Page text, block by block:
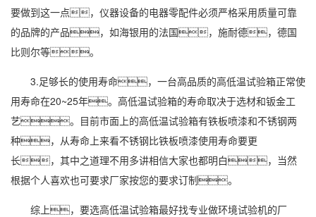
要做到这一点，仪器设备的电器零配件必须严格采用质量可靠
的品牌的产品，如海银用的法国，施耐德，德国
比则尔等。
3.足够长的使用寿命，一台高品质的高低温试验箱正常使
用寿命在20~25年。高低温试验箱的寿命取决于选材和钣金工
艺。目前市面上的高低温试验箱有铁板喷漆和不锈钢两
种，从寿命上来看不锈钢比铁板喷漆使用寿命要更
长，其中之道理不用多讲相信大家也都明白，当然
根据个人喜欢也可要求厂家按您的要求订制。
综上，要选高低温试验箱最好找专业做环境试验机的厂